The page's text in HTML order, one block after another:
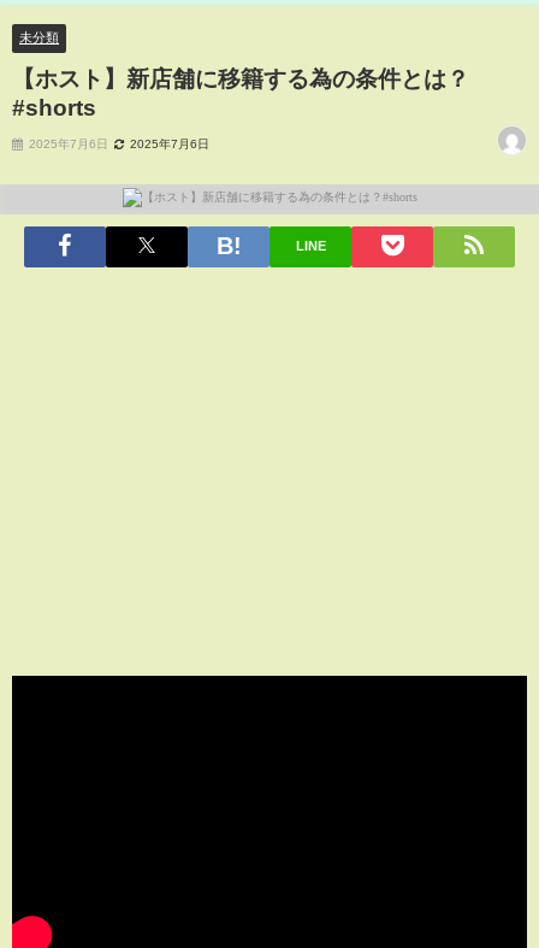
未分類
【ホスト】新店舗に移籍する為の条件とは？
#shorts
2025年7月6日 2025年7月6日
LINE